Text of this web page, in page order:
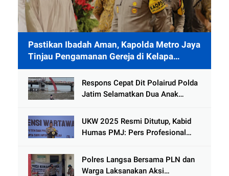
Pastikan Ibadah Aman, Kapolda Metro Jaya
Tinjau Pengamanan Gereja di Kelapa
Gading
Respons Cepat Dit Polairud Polda
Jatim Selamatkan Dua Anak
Kenjeran
UKW 2025 Resmi Ditutup, Kabid
Humas PMJ: Pers Profesional
Hoaks
Polres Langsa Bersama PLN dan
Warga Laksanakan Aksi